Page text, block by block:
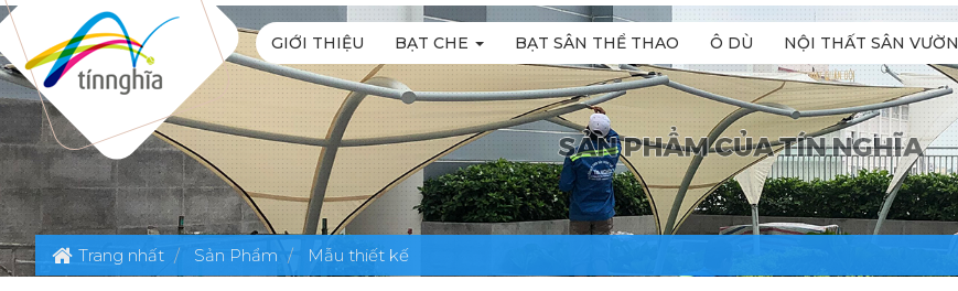
GIỚI THIỆU BẠT CHE BẠT SÂN THỂ THAO Ô DÙ NỘI THẤT SÂN VƯỜN
Trang nhất Sản Phẩm Mẫu thiết kế